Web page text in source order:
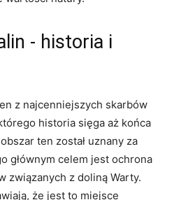
⁤- historia i
z najcenniejszych skarbów
historia sięga aż końca
ten został uznany za
głównym celem jest ochrona
związanych z‍ doliną Warty.
że jest to miejsce